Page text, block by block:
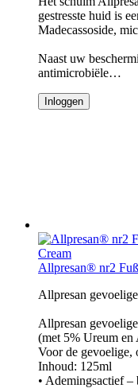
gestresste huid is
Madecassoside,
Naast uw
antimicrobiële…
Inloggen
Allpresan® nr2
Allpresan
Allpresan
(met 5% Ureum en
Voor de gevoelige,
Inhoud: 125ml
• Ademingsactief